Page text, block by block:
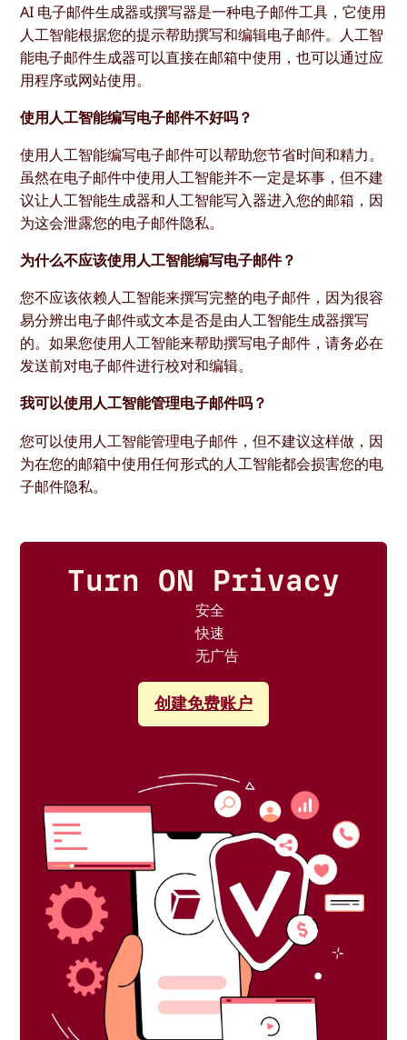
AI 电子邮件生成器或撰写器是一种电子邮件工具，它使用
人工智能根据您的提示帮助撰写和编辑电子邮件。人工智
能电子邮件生成器可以直接在邮箱中使用，也可以通过应
用程序或网站使用。
使用人工智能编写电子邮件不好吗？
使用人工智能编写电子邮件可以帮助您节省时间和精力。
虽然在电子邮件中使用人工智能并不一定是坏事，但不建
议让人工智能生成器和人工智能写入器进入您的邮箱，因
为这会泄露您的电子邮件隐私。
为什么不应该使用人工智能编写电子邮件？
您不应该依赖人工智能来撰写完整的电子邮件，因为很容
易分辨出电子邮件或文本是否是由人工智能生成器撰写
的。如果您使用人工智能来帮助撰写电子邮件，请务必在
发送前对电子邮件进行校对和编辑。
我可以使用人工智能管理电子邮件吗？
您可以使用人工智能管理电子邮件，但不建议这样做，因
为在您的邮箱中使用任何形式的人工智能都会损害您的电
子邮件隐私。
Turn ON Privacy
安全
快速
无广告
创建免费账户